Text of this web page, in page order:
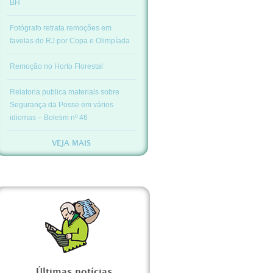
BH
Fotógrafo retrata remoções em
favelas do RJ por Copa e Olimpíada
Remoção no Horto Florestal
Relatoria publica materiais sobre
Segurança da Posse em vários
idiomas – Boletim nº 46
VEJA MAIS